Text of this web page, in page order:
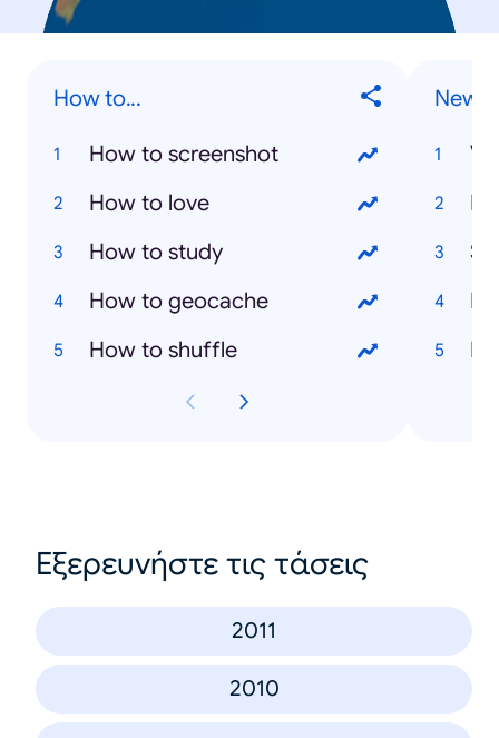
How to...
How to screenshot
How to love
How to study
How to geocache
How to shuffle
New
Εξερευνήστε τις τάσεις
2011
2010